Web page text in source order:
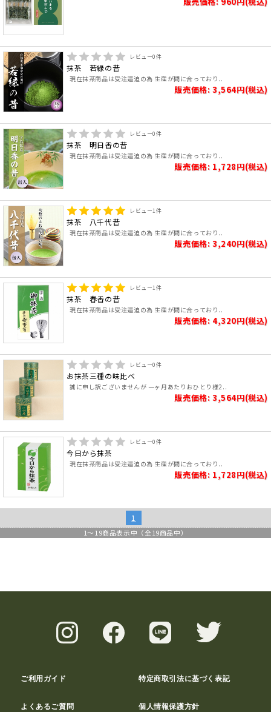
レビュー0件
抹茶 若緑の昔
現在抹茶商品は受注逼迫の為 生産が間に合っており..
販売価格: 3,564円(税込)
レビュー0件
抹茶 明日香の昔
現在抹茶商品は受注逼迫の為 生産が間に合っており..
販売価格: 1,728円(税込)
レビュー1件
抹茶 八千代昔
現在抹茶商品は受注逼迫の為 生産が間に合っており..
販売価格: 3,240円(税込)
レビュー1件
抹茶 春香の昔
現在抹茶商品は受注逼迫の為 生産が間に合っており..
販売価格: 4,320円(税込)
レビュー0件
お抹茶三種の味比べ
誠に申し訳ございませんが 一ヶ月あたりおひとり様2..
販売価格: 3,564円(税込)
レビュー0件
今日から抹茶
現在抹茶商品は受注逼迫の為 生産が間に合っており..
販売価格: 1,728円(税込)
1
1～ 19商品表示中（全 19商品中）
ご利用ガイド 特定商取引法に基づく表記
よくあるご質問 個人情報保護方針